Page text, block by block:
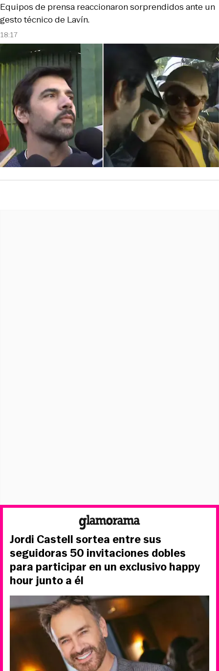
18:17
Equipos de prensa reaccionaron sorprendidos ante un
gesto técnico de Lavín.
Jordi Castell sortea entre sus
seguidoras 50 invitaciones dobles
para participar en un exclusivo happy
hour junto a él